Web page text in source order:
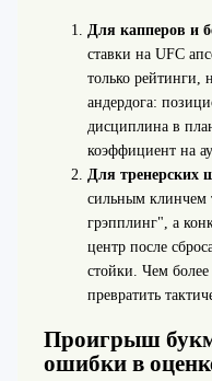
Для капперов и
ставки на UFC
только рейтинги,
андердога:
дисциплина в
коэффициент на
Для тренерских
сильным клинчем
грэпплинг", а
центр после
стойки. Чем
превратить
Проигрыш
ошибки в